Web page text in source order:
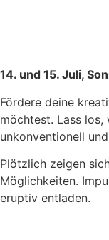
14. und 15. Juli,
Fördere deine
möchtest. Lass
unkonventionell
Plötzlich zeigen
Möglichkeiten.
eruptiv entladen.